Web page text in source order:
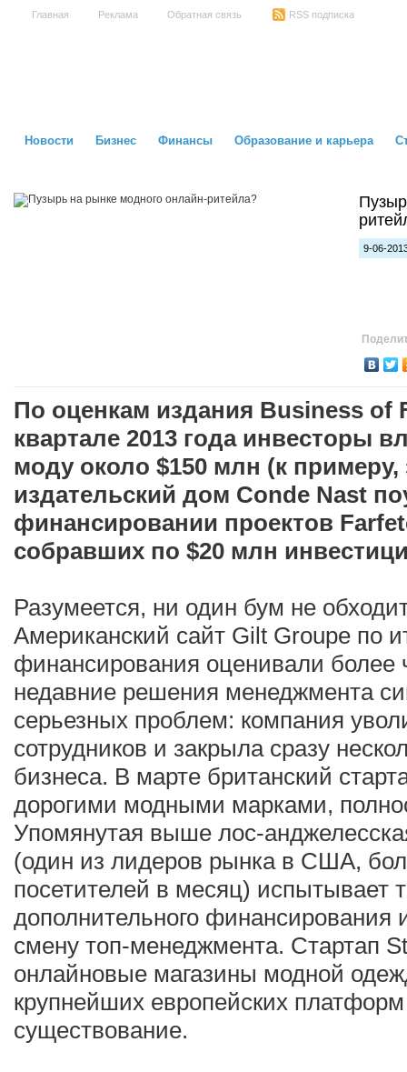
Главная Реклама Обратная связь RSS подписка
Новости Бизнес Финансы Образование и карьера
9-06-
По оценкам издания Business of
квартале 2013 года инвесторы
моду около $150 млн (к
издательский дом Conde Nast
финансировании проектов
собравших по $20 млн
Разумеется, ни один бум не
Американский сайт Gilt Groupe по
финансирования оценивали более
недавние решения менеджмента
серьезных проблем: компания
сотрудников и закрыла сразу
бизнеса. В марте британский
дорогими модными марками,
Упомянутая выше лос-
(один из лидеров рынка в США,
посетителей в месяц) испытывает
дополнительного финансирования
смену топ-менеджмента. Стартап
онлайновые магазины модной
крупнейших европейских
существование.